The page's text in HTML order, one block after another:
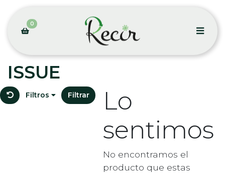
0
ISSUE
Filtros Filtrar
Lo
sentimos
No encontramos el
producto que estas